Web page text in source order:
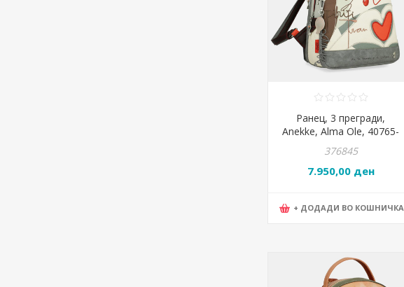
Ранец, 3 прегради,
Anekke, Alma Ole, 40765-
044, 24*30*12цм
376845
7.950,00 ден
+ ДОДАДИ ВО КОШНИЧКА